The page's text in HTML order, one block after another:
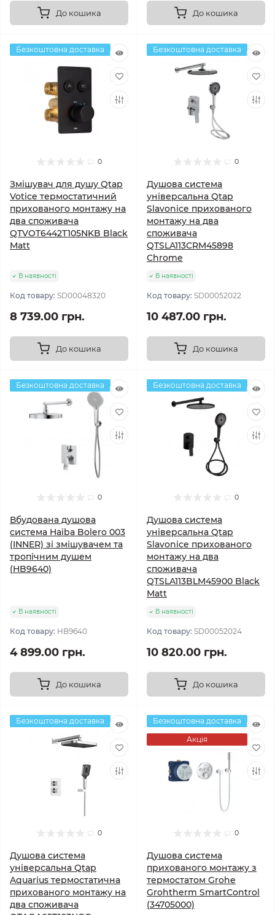
До кошика До кошика
Безкоштовна доставка
0
Змішувач для душу Qtap
Votice термостатичний
прихованого монтажу на
два споживача
QTVOT6442T105NKB Black
Matt
В наявності
Код товару: SD00048320
8 739.00 грн.
До кошика
Безкоштовна доставка
0
Душова система
універсальна Qtap
Slavonice прихованого
монтажу на два
споживача
QTSLA113CRM45898
Chrome
В наявності
Код товару: SD00052022
10 487.00 грн.
До кошика
Безкоштовна доставка
0
Вбудована душова
система Haiba Bolero 003
(INNER) зі змішувачем та
тропічним душем
(HB9640)
В наявності
Код товару: HB9640
4 899.00 грн.
До кошика
Безкоштовна доставка
0
Душова система
універсальна Qtap
Slavonice прихованого
монтажу на два
споживача
QTSLA113BLM45900 Black
Matt
В наявності
Код товару: SD00052024
10 820.00 грн.
До кошика
Безкоштовна доставка
0
Душова система
універсальна Qtap
Aquarius термостатична
прихованого монтажу на
два споживача
Безкоштовна доставка
Акція
0
Душова система
прихованого монтажу з
термостатом Grohe
Grohtherm SmartControl
(34705000)